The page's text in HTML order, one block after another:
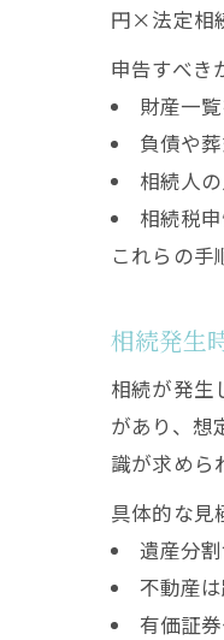
円×法定相
申告すべき
財産一
負債や
相続人
相続税
これらの手
相続発生
相続が発生
があり、想
識が求めら
具体的な見
遺産分
不動産
有価証